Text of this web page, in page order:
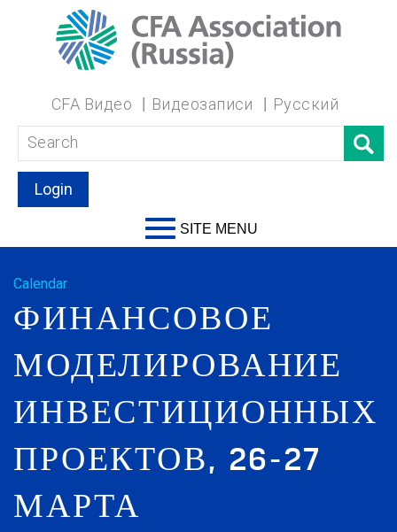
CFA Видео Видеозаписи Русский
Login
SITE MENU
Calendar
ФИНАНСОВОЕ
МОДЕЛИРОВАНИЕ
ИНВЕСТИЦИОННЫХ
ПРОЕКТОВ, 26-27
МАРТА